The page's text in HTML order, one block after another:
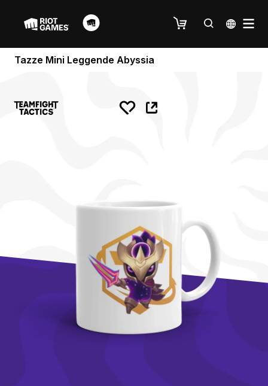
Tazze Mini Leggende Abyssia